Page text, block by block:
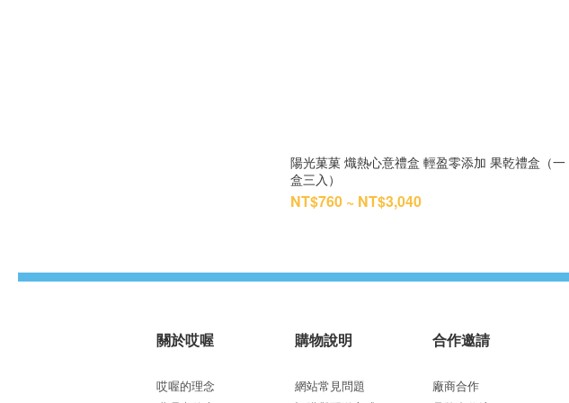
陽光菓菓 熾熱心意禮盒 輕盈零添加 果乾禮盒（一
盒三入）
NT$760 ~ NT$3,040
關於哎喔
哎喔的理念
購物說明
網站常見問題
合作邀請
廠商合作